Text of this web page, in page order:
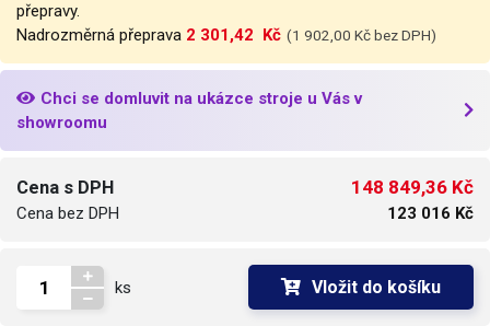
přepravy.
Nadrozměrná přeprava 2 301,42  Kč (1 902,00 Kč bez DPH)
Chci se domluvit na ukázce stroje u Vás v
showroomu
Cena s DPH
Cena bez DPH
148 849,36 Kč
123 016 Kč
ks Vložit do košíku